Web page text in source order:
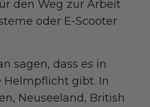
den Weg zur Arbeit
oder E-Scooter
sagen, dass es in
Helmpflicht gibt. In
Neuseeland, British